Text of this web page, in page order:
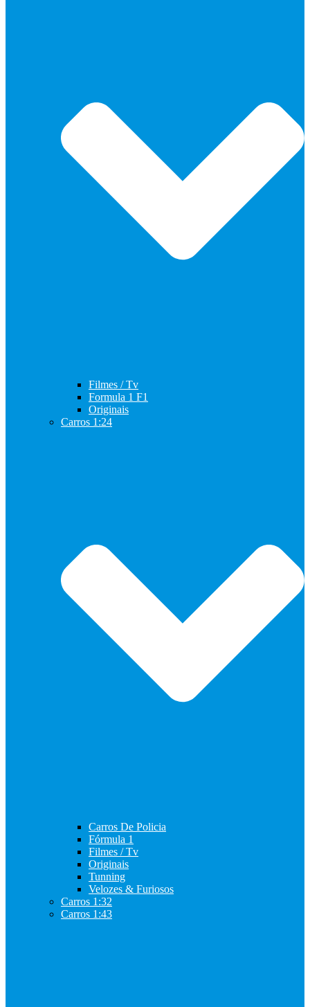
Filmes / Tv
Formula 1 F1
Originais
Carros 1:24
Carros De Policia
Fórmula 1
Filmes / Tv
Originais
Tunning
Velozes & Furiosos
Carros 1:32
Carros 1:43